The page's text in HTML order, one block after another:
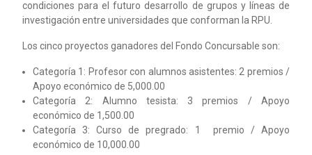
condiciones para el futuro desarrollo de grupos y líneas de
investigación entre universidades que conforman la RPU.
Los cinco proyectos ganadores del Fondo Concursable son:
Categoría 1: Profesor con alumnos asistentes: 2 premios /
Apoyo económico de 5,000.00
Categoría 2: Alumno tesista: 3 premios / Apoyo
económico de 1,500.00
Categoría 3: Curso de pregrado: 1 premio / Apoyo
económico de 10,000.00